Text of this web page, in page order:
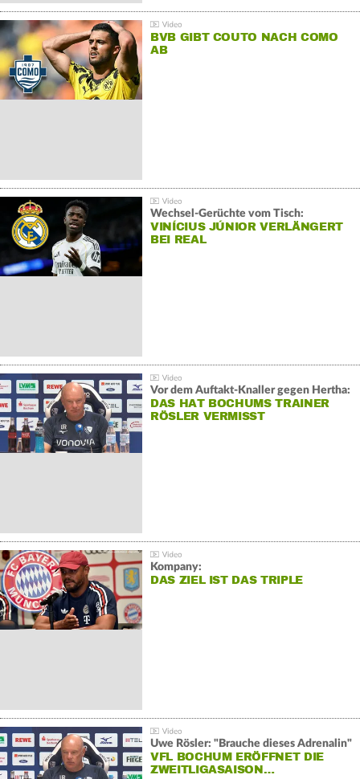
BVB GIBT COUTO NACH COMO
AB
Wechsel-Gerüchte vom Tisch:
VINÍCIUS JÚNIOR VERLÄNGERT
BEI REAL
Vor dem Auftakt-Knaller gegen Hertha:
DAS HAT BOCHUMS TRAINER
RÖSLER VERMISST
Kompany:
DAS ZIEL IST DAS TRIPLE
Uwe Rösler: "Brauche dieses Adrenalin"
VFL BOCHUM ERÖFFNET DIE
ZWEITLIGASAISON…